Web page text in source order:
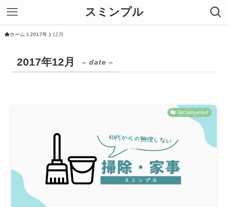
スミンプル
ホーム 2017年 12月
2017年12月 – date –
Uncategorized